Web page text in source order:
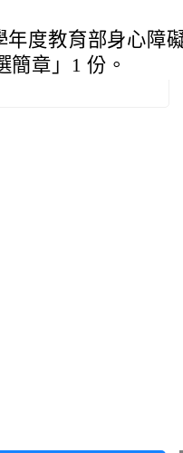
年度教育部身心障
簡章」1 份。